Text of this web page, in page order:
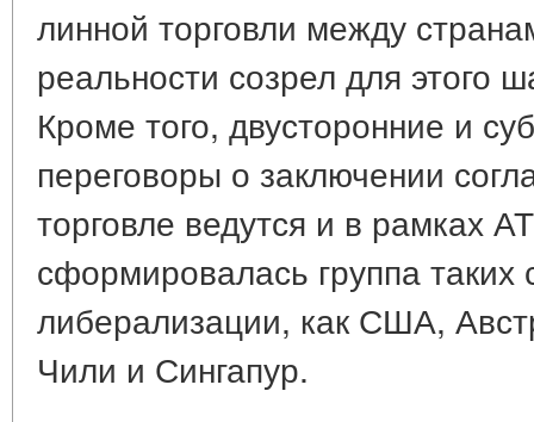
линной торговли между
реальности созрел для этого
Кроме того, двусторонние и
переговоры о заключении
торговле ведутся и в рамках
сформировалась группа таких
либерализации, как США,
Чили и Сингапур.